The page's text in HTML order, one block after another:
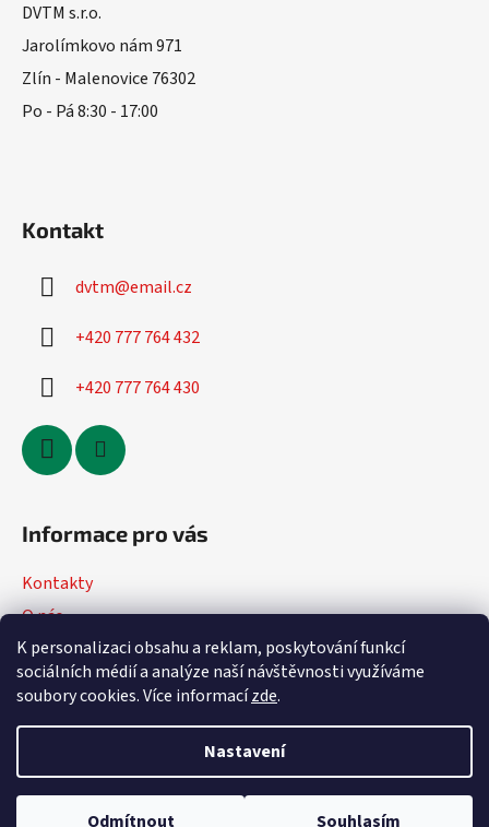
K personalizaci obsahu a reklam, poskytování funkcí
sociálních médií a analýze naší návštěvnosti využíváme
soubory cookies. Více informacízde.
Nastavení
Odmítnout Souhlasím
DVTM s.r.o.
Jarolímkovo nám 971
Zlín - Malenovice 76302
Po - Pá 8:30 - 17:00
Kontakt
dvtm@email.cz
+420 777 764 432
+420 777 764 430
Informace pro vás
Kontakty
O nás
Jak nakupovat
Obchodní podmínky
Vytvořil Shoptet